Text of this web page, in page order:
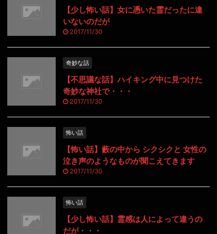
【少し怖い話】女に憑いた霊だったに違
いないのだが
2017/11/30
奇妙な話
【不思議な話】ハイキング中に見つけた
奇妙な神社で・・・
2017/11/30
怖い話
【怖い話】藪の中から シクシクと 女性の
泣き声のようなものが聞こえてきます
2017/11/30
怖い話
【少し怖い話】霊感は人によって違うの
だが・・・